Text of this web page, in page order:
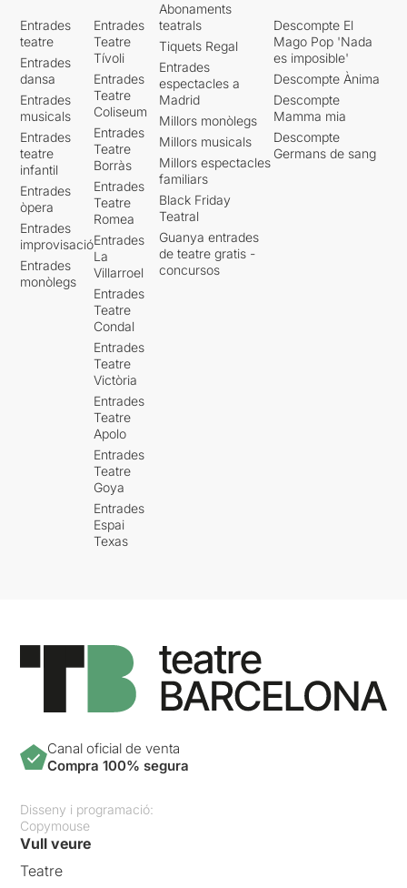
Entrades
teatre
Entrades
dansa
Entrades
musicals
Entrades
teatre
infantil
Entrades
òpera
Entrades
improvisació
Entrades
monòlegs
Entrades
Teatre
Tívoli
Entrades
Teatre
Coliseum
Entrades
Teatre
Borràs
Entrades
Teatre
Romea
Entrades
La
Villarroel
Entrades
Teatre
Condal
Entrades
Teatre
Victòria
Entrades
Teatre
Apolo
Entrades
Teatre
Goya
Entrades
Espai
Texas
Abonaments
teatrals
Tiquets Regal
Entrades
espectacles a
Madrid
Millors monòlegs
Millors musicals
Millors espectacles
familiars
Black Friday
Teatral
Guanya entrades
de teatre gratis -
concursos
Descompte El
Mago Pop 'Nada
es imposible'
Descompte Ànima
Descompte
Mamma mia
Descompte
Germans de sang
Canal oficial de venta
Compra 100% segura
Disseny i programació:
Copymouse
Vull veure
Teatre